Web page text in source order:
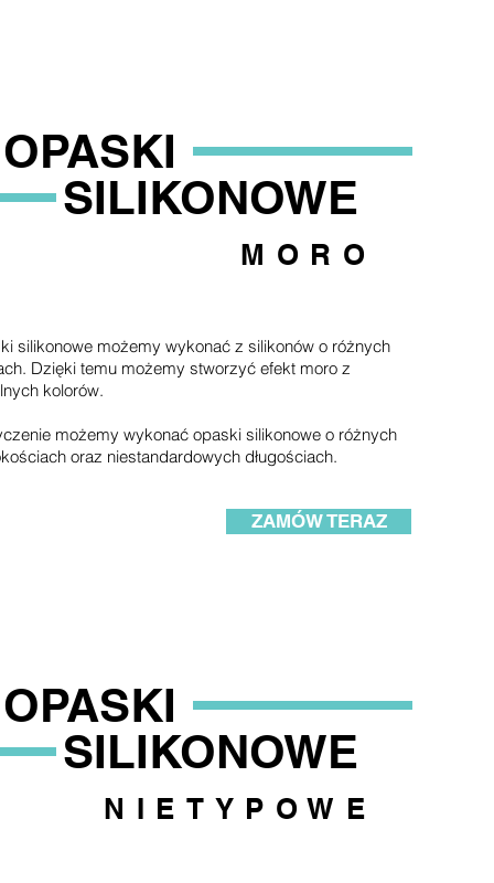
OPASKI
SILIKONOWE
MORO
silikonowe możemy wykonać z silikonów o różnych
Dzięki temu możemy stworzyć efekt moro z
kolorów.
możemy wykonać opaski silikonowe o różnych
oraz niestandardowych długościach.
ZAMÓW TERAZ
SILIKONOWE
OPASKI
NIETYPOWE